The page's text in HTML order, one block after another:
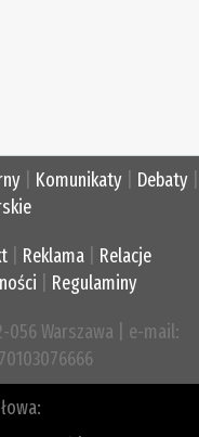
Komunikaty Debaty
Reklama
Relacje
Regulaminy
056 Warszawa | e-mail: